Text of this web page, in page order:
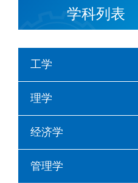
学科列表
工学
理学
经济学
管理学